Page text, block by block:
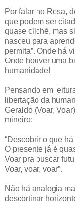
Por falar no Rosa,
que podem ser
quase clichê, mas
nasceu para
permita”. Onde há
Onde houver uma
humanidade!
Pensando em
libertação da
Geraldo (Voar,
mineiro:
“Descobrir o que
O presente já é
Voar pra buscar
Voar, voar, voar”.
Não há analogia
descortinar